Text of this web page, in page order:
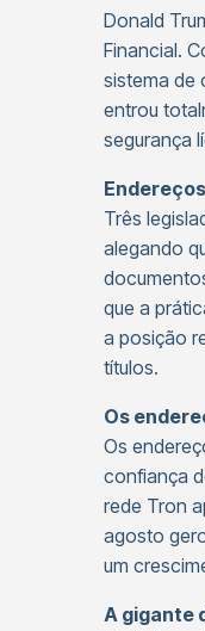
Donald
Financial.
sistema de
entrou
segurança
Três
alegando
que a
a posição
títulos.
Os
Os
confiança
rede Tron
agosto
um
A gigante